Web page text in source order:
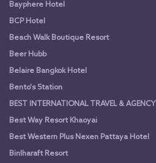
Bayphere Hotel
BCP Hotel
Beach Walk Boutique Resort
Beer Hubb
Belaire Bangkok Hotel
Bento's Station
BEST INTERNATIONAL TRAVEL & AGENCY
Best Way Resort Khaoyai
Best Western Plus Nexen Pattaya Hotel
Binlharaft Resort